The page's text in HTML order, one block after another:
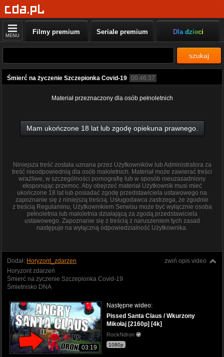
MENU Filmy premium Seriale premium Dla dzieci
szukaj
Śmierć na życzenie Szczepionka Covid-19 00:46:37
Materiał przeznaczony dla osób pełnoletnich
Mam ukończone 18 lat lub zgodę opiekuna prawnego.
Niniejsza treść została uznana przez Użytkowników lub Administratora za
treść nieodpowiednią dla osób małoletnich. Materiał może zawierać treści
wrażliwe, w szczególności pornografię lub w sposób nieuzasadniony
eksponując przemoc. Aby obejrzeć materiał Użytkownik musi mieć
ukończone 18 lat lub posiadać zgodę przedstawiciela ustawowego na
zapoznanie się z niniejszą treścią. Usługodawca zastrzega, że zgodnie
z treścią Regulaminu, Użytkownikiem Serwisu może być wyłącznie osoba
pełnoletnia lub małoletnia działającą za zgodą przedstawiciela
ustawowego. Zapoznanie się z treścią z naruszeniem tych zasad
następuje na wyłączną odpowiedzialność Użytkownika.
zwiń opis video
Dodał: Horyzont_zdarzen
Horyzont zdarzeń
Śmierć na życzenie Szczepionka Covid-19
Śmietnisko DNA
03:19
Następne wideo:
Pissed Santa Claus / Wkurzony
Mikołaj [2160p] [4k]
RockNdron
1080p